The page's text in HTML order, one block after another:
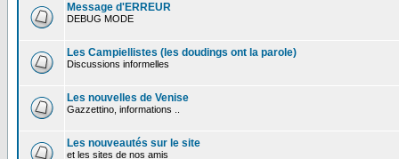
Message d'ERREUR
DEBUG MODE
Les Campiellistes (les doudings ont la parole)
Discussions informelles
Les nouvelles de Venise
Gazzettino, informations ..
Les nouveautés sur le site
et les sites de nos amis